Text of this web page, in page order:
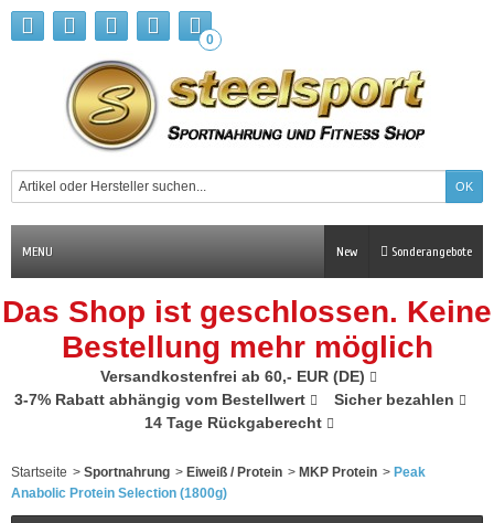
0
MENU Sonderangebote
New
Das Shop ist geschlossen. Keine
Bestellung mehr möglich
Versandkostenfrei ab 60,- EUR (DE)
3-7% Rabatt abhängig vom Bestellwert
Sicher bezahlen
14 Tage Rückgaberecht
Startseite > Sportnahrung > Eiweiß / Protein > MKP Protein > Peak
Anabolic Protein Selection (1800g)